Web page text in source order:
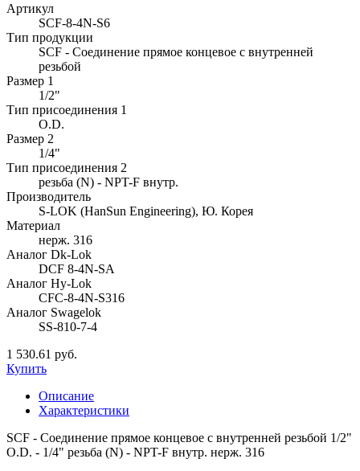
Артикул
SCF-8-4N-S6
Тип продукции
SCF - Соединение прямое концевое с внутренней
резьбой
Размер 1
1/2"
Тип присоединения 1
O.D.
Размер 2
1/4"
Тип присоединения 2
резьба (N) - NPT-F внутр.
Производитель
S-LOK (HanSun Engineering), Ю. Корея
Материал
нерж. 316
Аналог Dk-Lok
DCF 8-4N-SA
Аналог Hy-Lok
CFC-8-4N-S316
Аналог Swagelok
SS-810-7-4
1 530.61 руб.
Купить
Описание
Характеристики
SCF - Соединение прямое концевое с внутренней резьбой 1/2"
O.D. - 1/4" резьба (N) - NPT-F внутр. нерж. 316